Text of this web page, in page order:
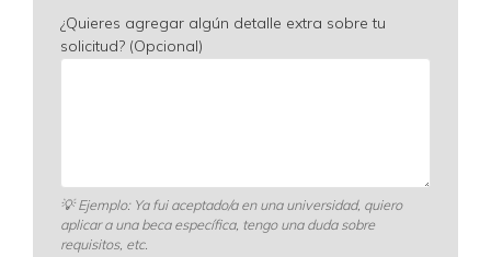
¿Quieres agregar algún detalle extra sobre tu
solicitud? (Opcional)
💡Ejemplo: Ya fui aceptado/a en una universidad, quiero
aplicar a una beca específica, tengo una duda sobre
requisitos, etc.